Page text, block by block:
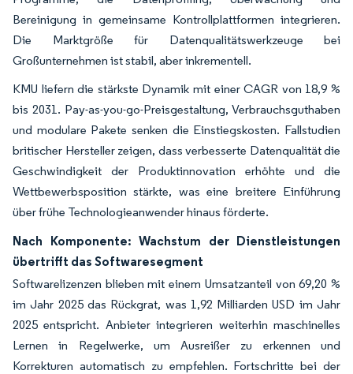
Bereinigung in gemeinsame Kontrollplattformen integrieren.
Die Marktgröße für Datenqualitätswerkzeuge bei
Großunternehmen ist stabil, aber inkrementell.
KMU liefern die stärkste Dynamik mit einer CAGR von 18,9 %
bis 2031. Pay-as-you-go-Preisgestaltung, Verbrauchsguthaben
und modulare Pakete senken die Einstiegskosten. Fallstudien
britischer Hersteller zeigen, dass verbesserte Datenqualität die
Geschwindigkeit der Produktinnovation erhöhte und die
Wettbewerbsposition stärkte, was eine breitere Einführung
über frühe Technologieanwender hinaus förderte.
Nach Komponente: Wachstum der Dienstleistungen
übertrifft das Softwaresegment
Softwarelizenzen blieben mit einem Umsatzanteil von 69,20 %
im Jahr 2025 das Rückgrat, was 1,92 Milliarden USD im Jahr
2025 entspricht. Anbieter integrieren weiterhin maschinelles
Lernen in Regelwerke, um Ausreißer zu erkennen und
Korrekturen automatisch zu empfehlen. Fortschritte bei der